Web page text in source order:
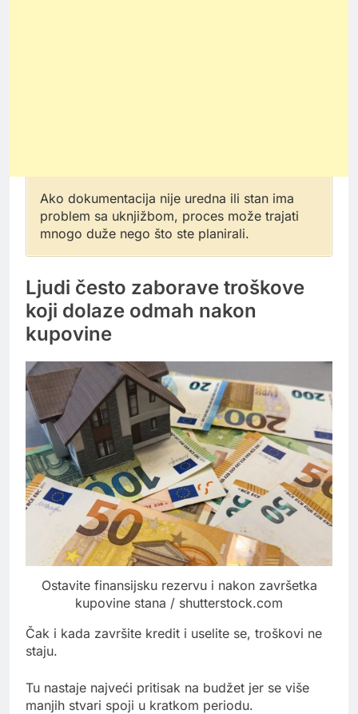
Ako dokumentacija nije uredna ili stan ima
problem sa uknjižbom, proces može trajati
mnogo duže nego što ste planirali.
Ljudi često zaborave troškove
koji dolaze odmah nakon
kupovine
Ostavite finansijsku rezervu i nakon završetka
kupovine stana / shutterstock.com
Čak i kada završite kredit i uselite se, troškovi ne
staju.
Tu nastaje najveći pritisak na budžet jer se više
manjih stvari spoji u kratkom periodu.